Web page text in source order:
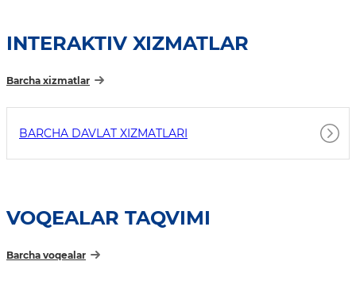
INTERAKTIV XIZMATLAR
Barcha xizmatlar
BARCHA DAVLAT XIZMATLARI
VOQEALAR TAQVIMI
Barcha voqealar